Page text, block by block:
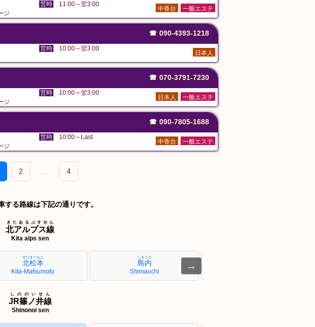
営時 11:00～翌3:00
一般エステ
中香台
ジ
☎ 090-4393-1218
営時 10:00～翌3:00
日本人
☎ 070-3791-7230
営時 10:00～翌3:00
一般エステ
日本人
ジ
☎ 090-7805-1688
営時 10:00～Last
一般エステ
中香台
ジ
2 4
する路線は下記の通りです。
北アルプス線
きたあるぷすせん
Kita alps sen
北松本
きたまつもと
Kita-Matsumoto
島内
しまうち
Shimauchi
→
JR篠ノ井線
しののいせん
Shinonoi sen